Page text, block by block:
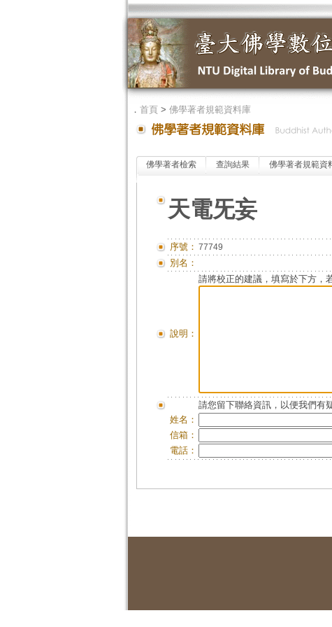
． 首頁> 佛學著者規範資料庫
佛學著者檢索 查詢結果 佛學著者規範資
天電旡妄
序號： 77749
別名：
說明：
請將校正的建議，填寫於下方，
請您留下聯絡資訊，以便我們有
姓名：
信箱：
電話：